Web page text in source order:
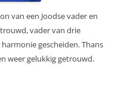
van een Joodse vader en
vader van drie
gescheiden. Thans
weer gelukkig getrouwd.